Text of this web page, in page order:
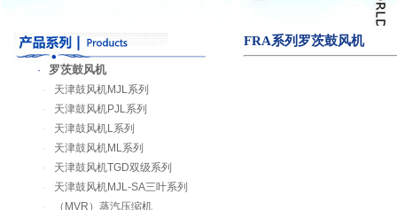
· 罗茨鼓风机
·
天津鼓风机MJL系列
·
天津鼓风机PJL系列
·
天津鼓风机L系列
·
天津鼓风机ML系列
·
天津鼓风机TGD双级系列
·
天津鼓风机MJL-SA三叶系列
·
（MVR）蒸汽压缩机
FRA系列罗茨鼓风机